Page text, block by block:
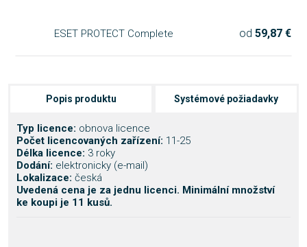
ESET PROTECT Complete od 59,87 €
Popis produktu Systémové požiadavky
Typ licence: obnova licence
Počet licencovaných zařízení: 11-25
Délka licence: 3 roky
Dodání: elektronicky (e-mail)
Lokalizace: česká
Uvedená cena je za jednu licenci. Minimální množství
ke koupi je 11 kusů.